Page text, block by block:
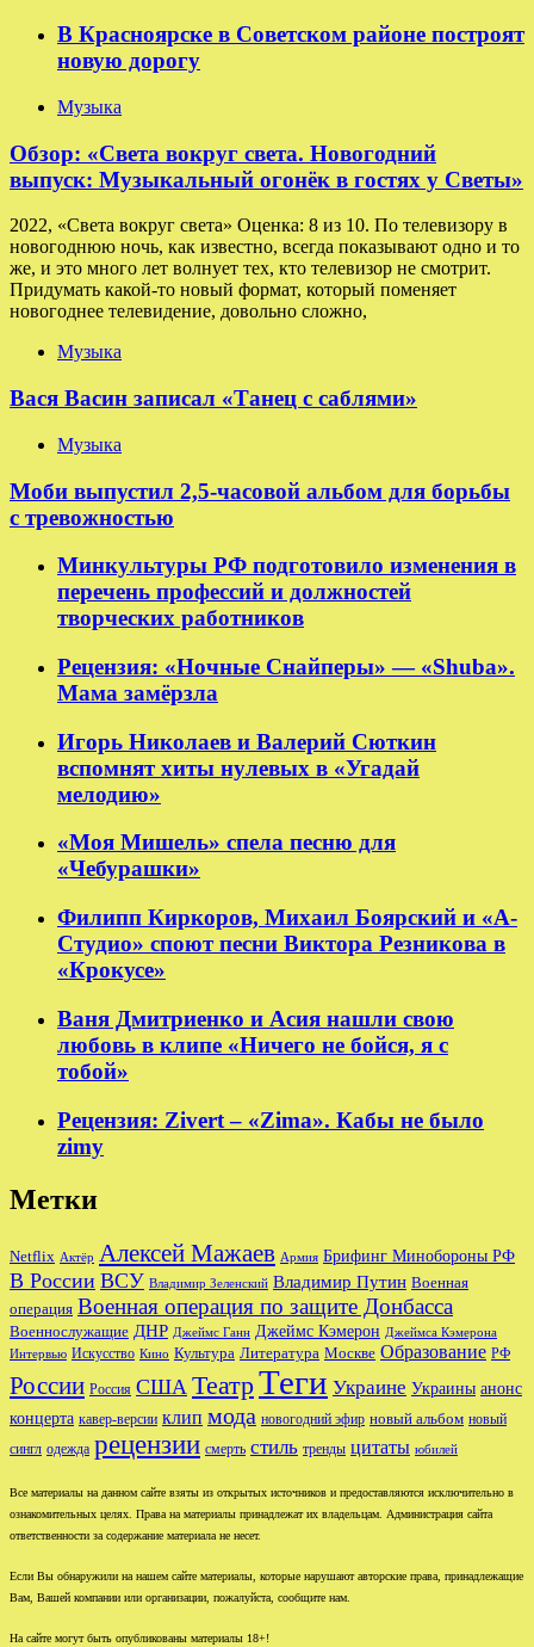
В Красноярске в Советском районе построят
новую дорогу
Музыка
Обзор: «Света вокруг света. Новогодний
выпуск: Музыкальный огонёк в гостях у Светы»
2022, «Света вокруг света» Оценка: 8 из 10. По телевизору в
новогоднюю ночь, как известно, всегда показывают одно и то
же, и это много лет волнует тех, кто телевизор не смотрит.
Придумать какой-то новый формат, который поменяет
новогоднее телевидение, довольно сложно,
Музыка
Вася Васин записал «Танец с саблями»
Музыка
Моби выпустил 2,5-часовой альбом для борьбы
с тревожностью
Минкультуры РФ подготовило изменения в
перечень профессий и должностей
творческих работников
Рецензия: «Ночные Снайперы» — «Shuba».
Мама замёрзла
Игорь Николаев и Валерий Сюткин
вспомнят хиты нулевых в «Угадай
мелодию»
«Моя Мишель» спела песню для
«Чебурашки»
Филипп Киркоров, Михаил Боярский и «А-
Студио» споют песни Виктора Резникова в
«Крокусе»
Ваня Дмитриенко и Асия нашли свою
любовь в клипе «Ничего не бойся, я с
тобой»
Рецензия: Zivert – «Zima». Кабы не было
zimy
Метки
Netflix Актёр Алексей Мажаев Армия Брифинг Минобороны РФ
В России ВСУ Владимир Зеленский Владимир Путин Военная
операция Военная операция по защите Донбасса
Военнослужащие ДНР Джеймс Ганн Джеймс Кэмерон Джеймса Кэмерона
Интервью Искусство Кино Культура Литература Москве Образование РФ
России Россия США ТеатрТеги Украине Украины анонс
концерта кавер-версии клип мода новогодний эфир новый альбом новый
сингл одежда рецензии смерть стиль тренды цитаты юбилей
Все материалы на данном сайте взяты из открытых источников и предоставляются исключительно в
ознакомительных целях. Права на материалы принадлежат их владельцам. Администрация сайта
ответственности за содержание материала не несет.
Если Вы обнаружили на нашем сайте материалы, которые нарушают авторские права, принадлежащие
Вам, Вашей компании или организации, пожалуйста, сообщите нам.
На сайте могут быть опубликованы материалы 18+!